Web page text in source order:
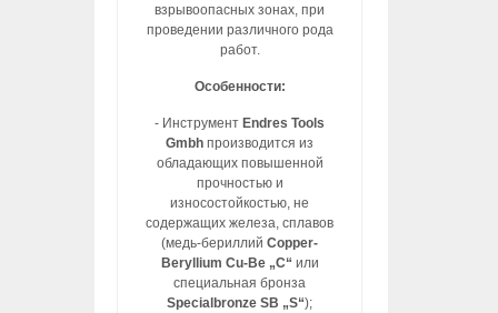
взрывоопасных зонах, при
проведении различного рода
работ.
Особенности:
- Инструмент Endres Tools
Gmbh производится из
обладающих повышенной
прочностью и
износостойкостью, не
содержащих железа, сплавов
(медь-бериллийCopper-
Beryllium Cu-Be „C“ или
специальная бронза
Specialbronze SB „S“);